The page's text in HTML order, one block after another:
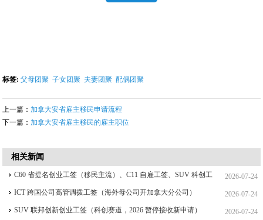
标签: 父母团聚 子女团聚 夫妻团聚 配偶团聚
上一篇：加拿大安省雇主移民申请流程
下一篇：加拿大安省雇主移民的雇主职位
相关新闻
2026-07-24
C60 省提名创业工签（移民主流）、C11 自雇工签、SUV 科创工
签、ICT 跨国高管工签比较 2026-07-24
ICT 跨国公司高管调拨工签（海外母公司开加拿大分公司）
2026-07-24
SUV 联邦创新创业工签（科创赛道，2026 暂停接收新申请）